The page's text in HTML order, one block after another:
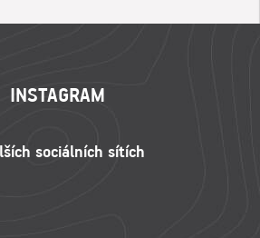
INSTAGRAM